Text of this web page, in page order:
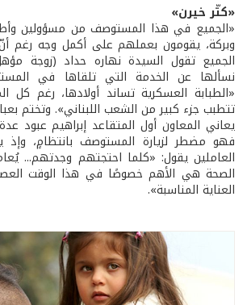
«كتّر خيرن»
«الجميع في هذا المستوصف من مسؤولين
وبركة، يقومون بعملهم على أكمل وجه رغم
الجميع تقول السيدة نهاره حداد (زوجة
نسألها عن الخدمة التي تلقاها في
«الطبابة العسكرية تساند أولادها، رغم كل
تتطبب جزء كبير من الشعب اللبناني». وتختم
يعاني المعاون أول المتقاعد إبراهيم عبود
فهو مضطر لزيارة المستوصف بانتظامٍ، وإذ
العاملين يقول: «كلما احتجتهم وجدتهم...
الصحة هي الأهم خصوصًا في هذا الوقت
العناية المناسبة».